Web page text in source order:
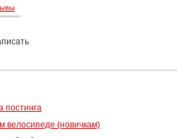
постинга
велосипеде (новичкам)